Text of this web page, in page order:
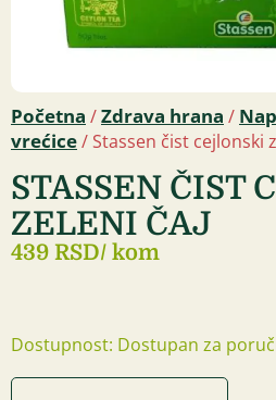
Početna /Zdrava hrana /
vrećice/ Stassen čist cejlonski
STASSEN ČIST
ZELENI ČAJ
439 RSD/ kom
Dostupnost: Dostupan za